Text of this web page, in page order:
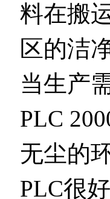
料在搬
区的洁
当生产
PLC
无尘的
PLC很